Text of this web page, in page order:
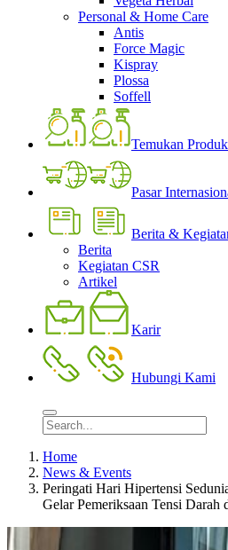
Personal & Home Care
Antis
Force Magic
Kispray
Plossa
Soffell
Temukan
Pasar
Berita &
Berita
Kegiatan CSR
Artikel
Karir
Hubungi Kami
Home
News & Events
Peringati Hari Hipertensi
Gelar Pemeriksaan Tensi Darah